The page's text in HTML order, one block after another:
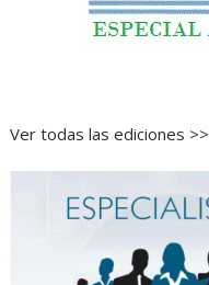
Ver todas las ediciones >>